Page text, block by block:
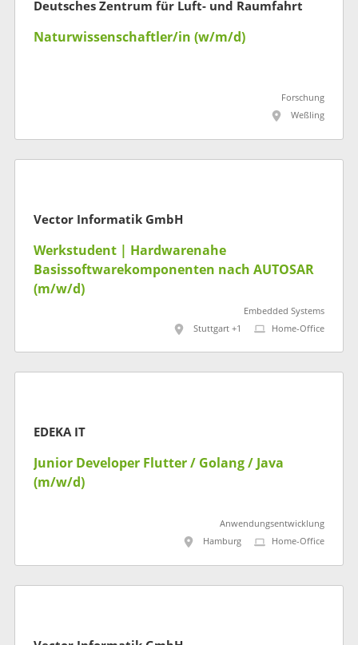
Deutsches Zentrum für Luft- und Raumfahrt
Naturwissenschaftler/in (w/m/d)
Forschung
Weßling
Vector Informatik GmbH
Werkstudent | Hardwarenahe
Basissoftwarekomponenten nach AUTOSAR
(m/w/d)
Embedded Systems
Stuttgart +1
Home-Office
EDEKA IT
Junior Developer Flutter / Golang / Java
(m/w/d)
Anwendungsentwicklung
Hamburg
Home-Office